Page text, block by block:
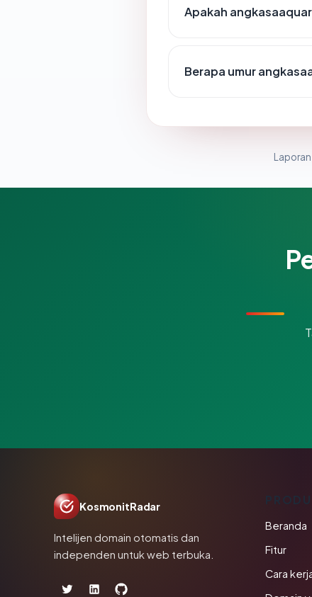
Apakah
Berapa umur
KosmonitRadar
Intelijen domain otomatis dan
independen untuk web terbuka.
Beranda
Fitur
Cara